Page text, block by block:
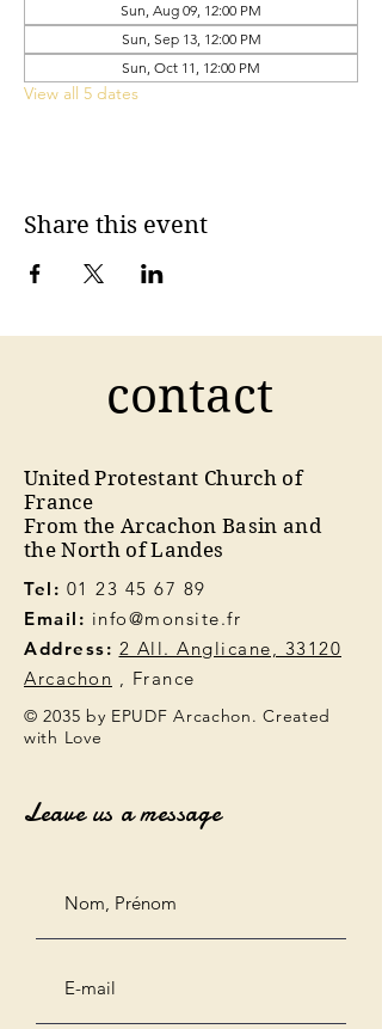
Sun, Aug 09, 12:00 PM
Sun, Sep 13, 12:00 PM
Sun, Oct 11, 12:00 PM
View all 5 dates
Share this event
contact
United Protestant Church of
France
From the Arcachon Basin and
the North of Landes
Tel: 01 23 45 67 89
Email: info@monsite.fr
Address: 2 All. Anglicane, 33120
Arcachon , France
© 2035 by EPUDF Arcachon. Created
with Love
Leave us a message